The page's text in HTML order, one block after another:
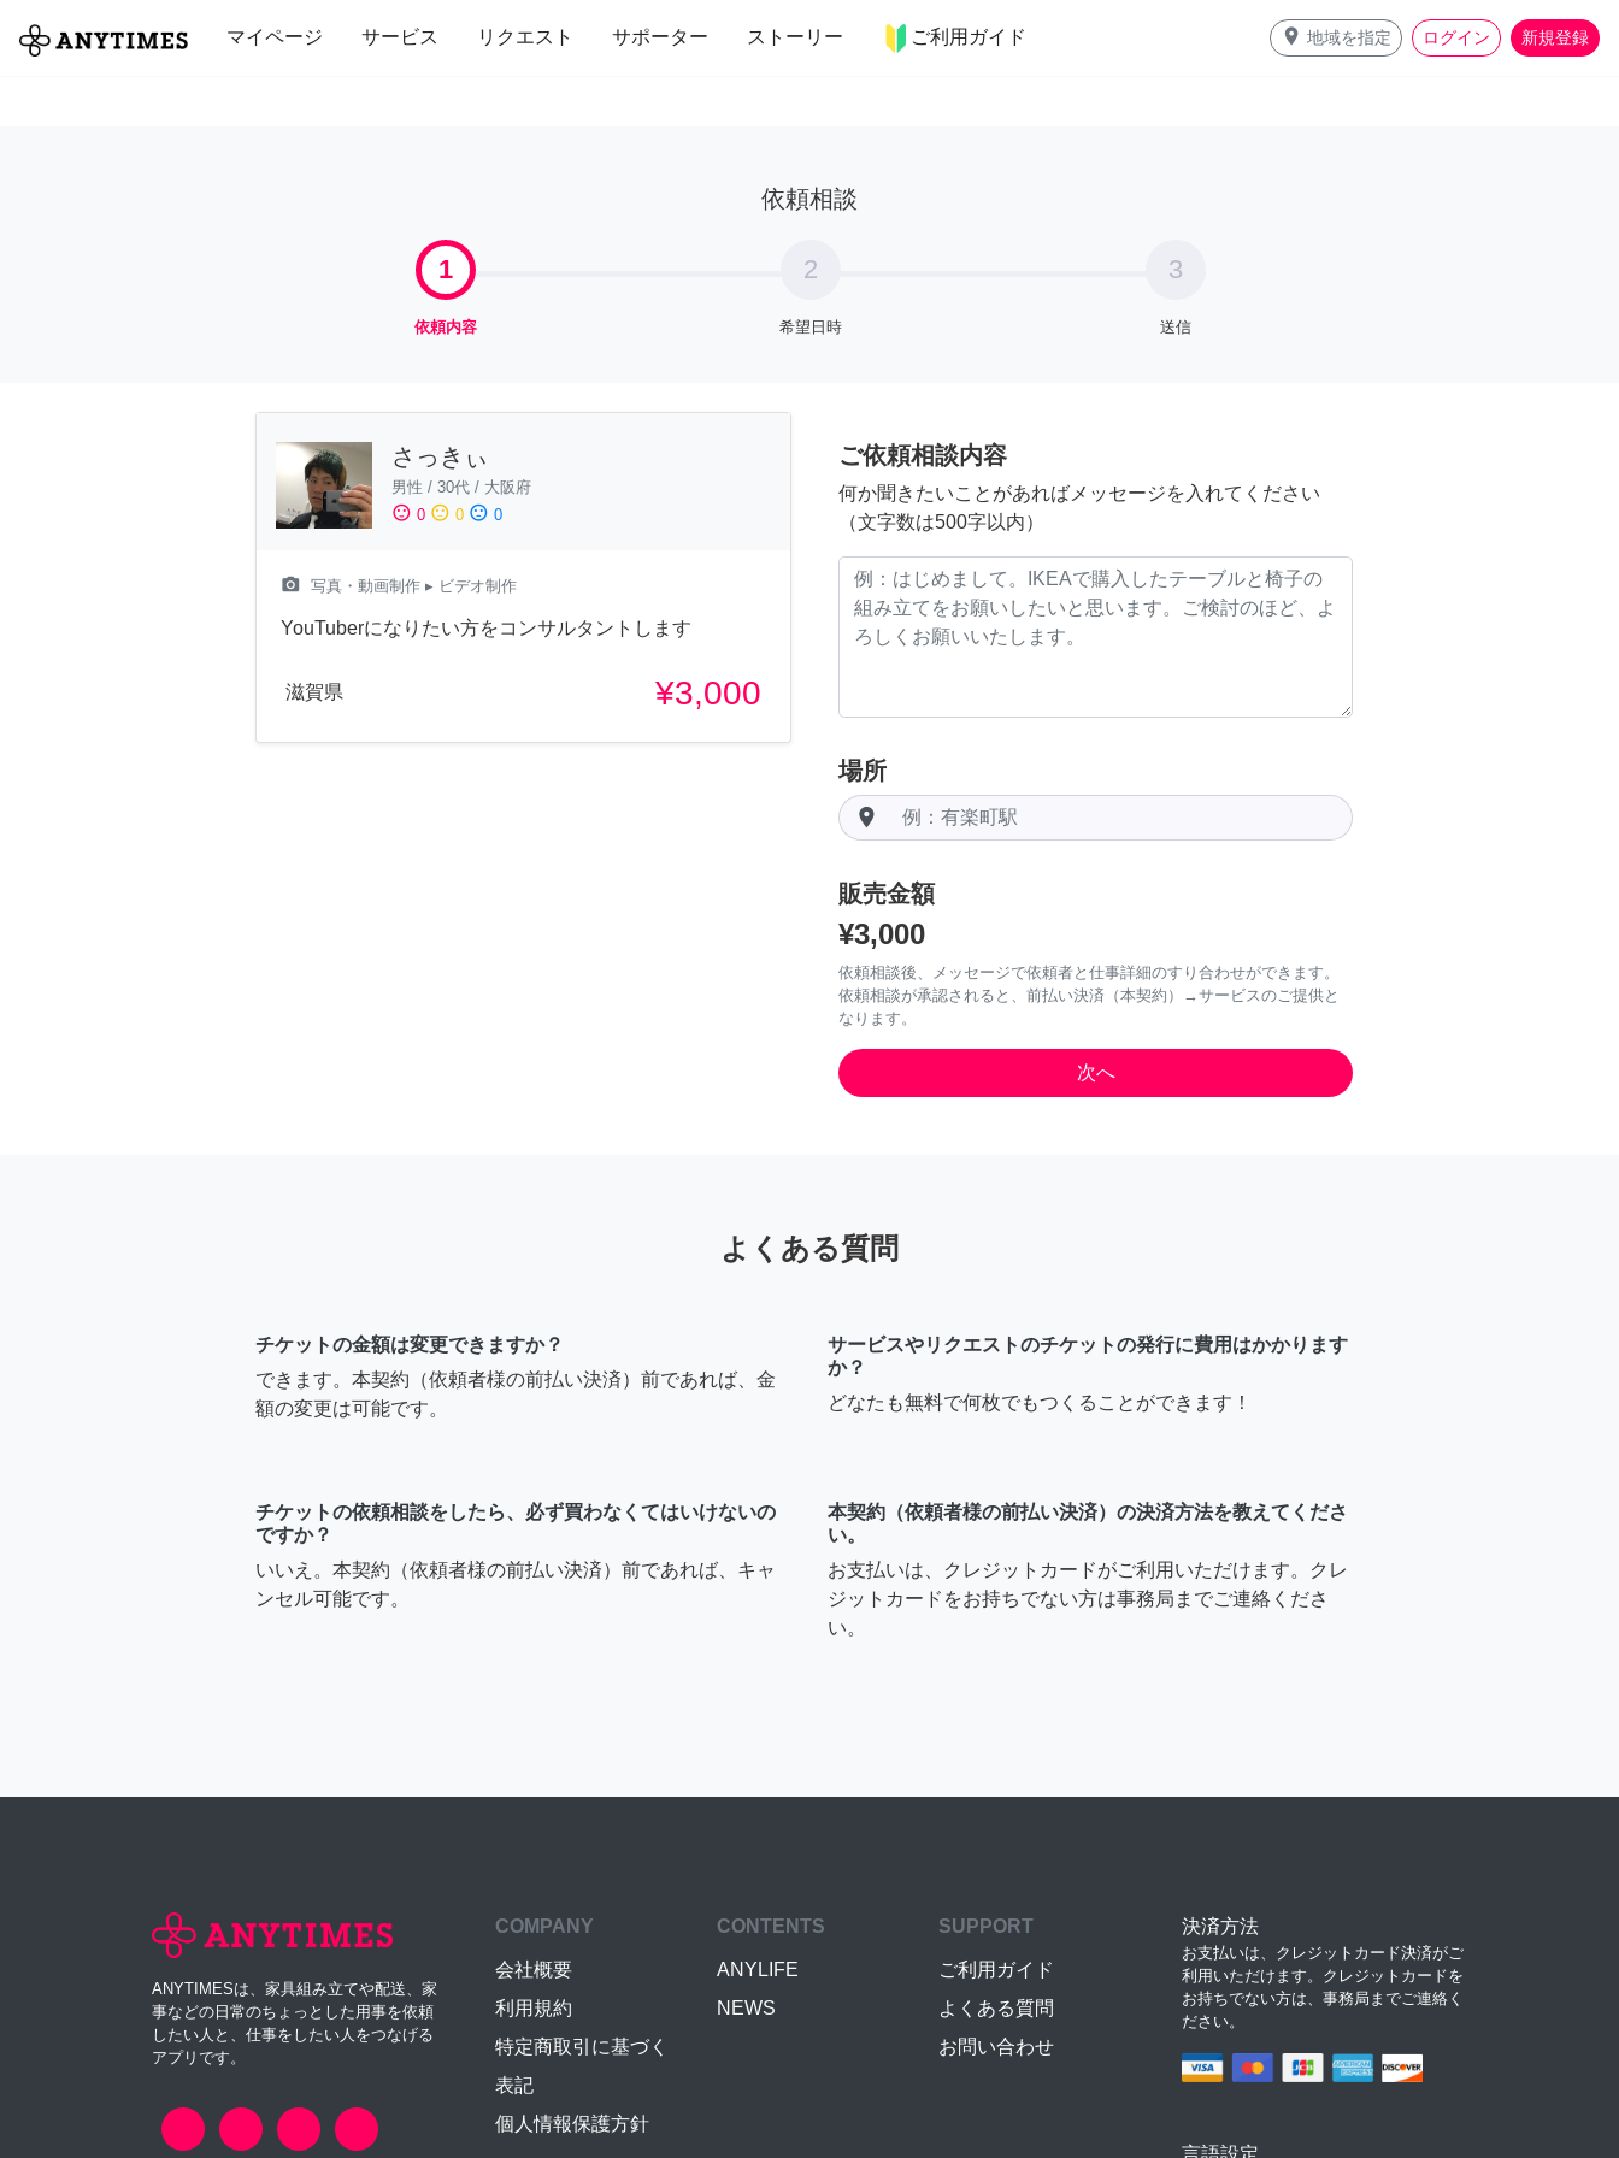
マイページ サービス リクエスト サポーター ストーリー ご利用ガイド place 地域を指定 ログイン 新規登録
全て 修理・組立 家事 引っ越し インテリア 趣味・習い事 ペット 料理
依頼相談
1
依頼内容
2
希望日時
3
送信
さっきぃ
男性 / 30代 / 大阪府
sentiment_satisfied 0 sentiment_neutral 0 sentiment_dissatisfied 0
camera_alt 写真・動画制作 ▸ ビデオ制作
YouTuberになりたい方をコンサルタントします
滋賀県 ¥3,000
ご依頼相談内容
何か聞きたいことがあればメッセージを入れてください
（文字数は500字以内）
場所
room
販売金額
¥3,000
依頼相談後、メッセージで依頼者と仕事詳細のすり合わせができます。
依頼相談が承認されると、前払い決済（本契約）→サービスのご提供と
なります。
よくある質問
チケットの金額は変更できますか？
できます。本契約（依頼者様の前払い決済）前であれば、金
額の変更は可能です。
サービスやリクエストのチケットの発行に費用はかかります
か？
どなたも無料で何枚でもつくることができます！
チケットの依頼相談をしたら、必ず買わなくてはいけないの
ですか？
いいえ。本契約（依頼者様の前払い決済）前であれば、キャ
ンセル可能です。
本契約（依頼者様の前払い決済）の決済方法を教えてくださ
い。
お支払いは、クレジットカードがご利用いただけます。クレ
ジットカードをお持ちでない方は事務局までご連絡くださ
い。
ANYTIMESは、家具組み立てや配送、家
事などの日常のちょっとした用事を依頼
したい人と、仕事をしたい人をつなげる
アプリです。
COMPANY
会社概要
利用規約
特定商取引に基づく
表記
個人情報保護方針
CONTENTS
ANYLIFE
NEWS
SUPPORT
ご利用ガイド
よくある質問
お問い合わせ
決済方法
お支払いは、クレジットカード決済がご
利用いただけます。クレジットカードを
お持ちでない方は、事務局までご連絡く
ださい。
言語設定